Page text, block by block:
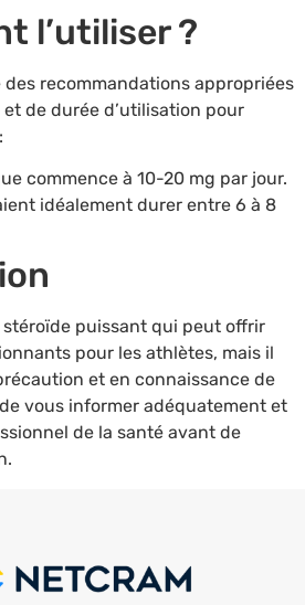
l’utiliser ?
recommandations appropriées
de durée d’utilisation pour
commence à 10-20 mg par jour.
idéalement durer entre 6 à 8
stéroïde puissant qui peut offrir
pour les athlètes, mais il
et en connaissance de
vous informer adéquatement et
de la santé avant de